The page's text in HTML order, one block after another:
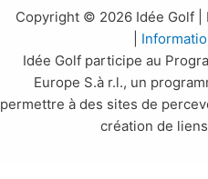
Copyright © 2026 Idée Golf |
Idée Golf participe au
Europe S.à r.l., un
permettre à des sites de
création de